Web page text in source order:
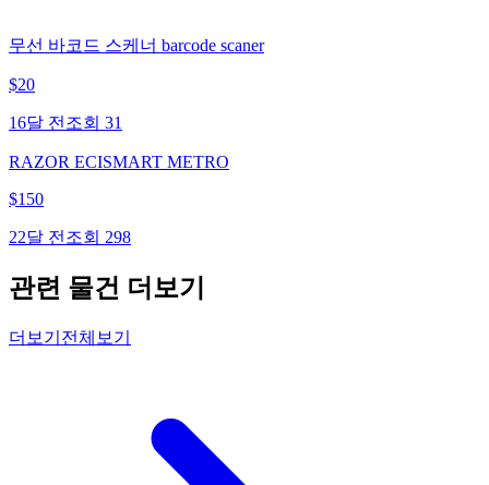
무선 바코드 스케너 barcode scaner
$20
16달 전 조회 31
RAZOR ECISMART METRO
$150
22달 전 조회 298
관련 물건 더보기
더보기 전체보기